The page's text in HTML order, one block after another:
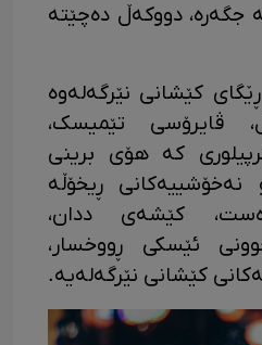
زیاتر لە ١٠٠ دانە جگەرە، دووکەڵ دەچێتە
کێشانی نێرگەلەوە
ڤایرۆسی تێمیسک،
کە هۆی برینی
ڕیخۆڵە
کێشەی ددان،
ئێسکی ڕووخسار،
کێشانی نێرگەلەیە.